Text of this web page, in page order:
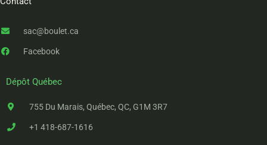
sac@boulet.ca
Facebook
Dépôt Québec
755 Du Marais, Québec, QC, G1M 3R7
+1 418-687-1616